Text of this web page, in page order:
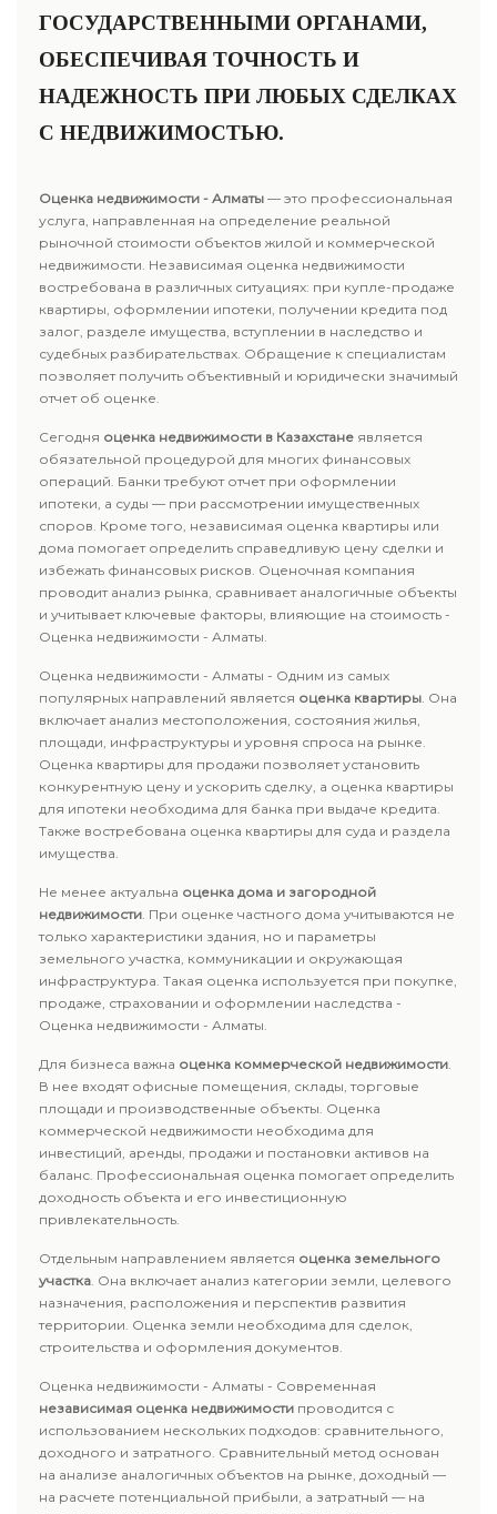
ГОСУДАРСТВЕННЫМИ ОРГАНАМИ,
ОБЕСПЕЧИВАЯ ТОЧНОСТЬ И
НАДЕЖНОСТЬ ПРИ ЛЮБЫХ СДЕЛКАХ
С НЕДВИЖИМОСТЬЮ.
Оценка недвижимости - Алматы — это профессиональная
услуга, направленная на определение реальной
рыночной стоимости объектов жилой и коммерческой
недвижимости. Независимая оценка недвижимости
востребована в различных ситуациях: при купле-продаже
квартиры, оформлении ипотеки, получении кредита под
залог, разделе имущества, вступлении в наследство и
судебных разбирательствах. Обращение к специалистам
позволяет получить объективный и юридически значимый
отчет об оценке.
Сегодня оценка недвижимости в Казахстане является
обязательной процедурой для многих финансовых
операций. Банки требуют отчет при оформлении
ипотеки, а суды — при рассмотрении имущественных
споров. Кроме того, независимая оценка квартиры или
дома помогает определить справедливую цену сделки и
избежать финансовых рисков. Оценочная компания
проводит анализ рынка, сравнивает аналогичные объекты
и учитывает ключевые факторы, влияющие на стоимость -
Оценка недвижимости - Алматы.
Оценка недвижимости - Алматы - Одним из самых
популярных направлений является оценка квартиры. Она
включает анализ местоположения, состояния жилья,
площади, инфраструктуры и уровня спроса на рынке.
Оценка квартиры для продажи позволяет установить
конкурентную цену и ускорить сделку, а оценка квартиры
для ипотеки необходима для банка при выдаче кредита.
Также востребована оценка квартиры для суда и раздела
имущества.
Не менее актуальна оценка дома и загородной
недвижимости. При оценке частного дома учитываются не
только характеристики здания, но и параметры
земельного участка, коммуникации и окружающая
инфраструктура. Такая оценка используется при покупке,
продаже, страховании и оформлении наследства -
Оценка недвижимости - Алматы.
Для бизнеса важна оценка коммерческой недвижимости.
В нее входят офисные помещения, склады, торговые
площади и производственные объекты. Оценка
коммерческой недвижимости необходима для
инвестиций, аренды, продажи и постановки активов на
баланс. Профессиональная оценка помогает определить
доходность объекта и его инвестиционную
привлекательность.
Отдельным направлением является оценка земельного
участка. Она включает анализ категории земли, целевого
назначения, расположения и перспектив развития
территории. Оценка земли необходима для сделок,
строительства и оформления документов.
Оценка недвижимости - Алматы - Современная
независимая оценка недвижимости проводится с
использованием нескольких подходов: сравнительного,
доходного и затратного. Сравнительный метод основан
на анализе аналогичных объектов на рынке, доходный —
на расчете потенциальной прибыли, а затратный — на